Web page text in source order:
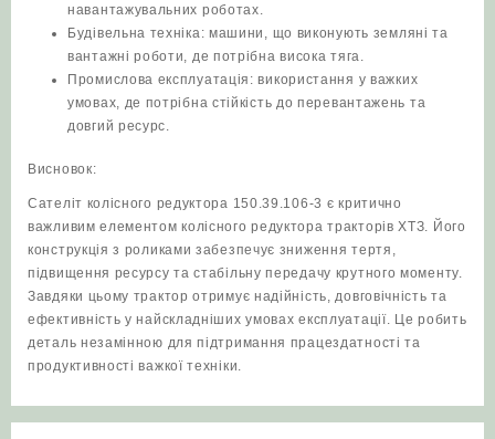
навантажувальних роботах.
Будівельна техніка: машини, що виконують земляні та
вантажні роботи, де потрібна висока тяга.
Промислова експлуатація: використання у важких
умовах, де потрібна стійкість до перевантажень та
довгий ресурс.
Висновок:
Сателіт колісного редуктора 150.39.106-3 є критично
важливим елементом колісного редуктора тракторів ХТЗ. Його
конструкція з роликами забезпечує зниження тертя,
підвищення ресурсу та стабільну передачу крутного моменту.
Завдяки цьому трактор отримує надійність, довговічність та
ефективність у найскладніших умовах експлуатації. Це робить
деталь незамінною для підтримання працездатності та
продуктивності важкої техніки.